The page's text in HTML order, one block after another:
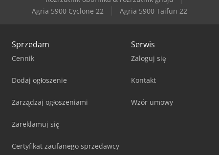
Agria 5900 Cyclone 22
Agria 5900 Taifun 22
Sprzedam
Cennik
Dodaj ogłoszenie
Zarządzaj ogłoszeniami
Zareklamuj się
Certyfikat zaufanego sprzedawcy
Serwis
Zaloguj się
Kontakt
Wzór umowy